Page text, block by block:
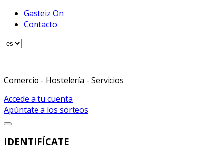
Gasteiz On
Contacto
Comercio - Hostelería - Servicios
Accede a tu cuenta
Apúntate a los sorteos
IDENTIFÍCATE